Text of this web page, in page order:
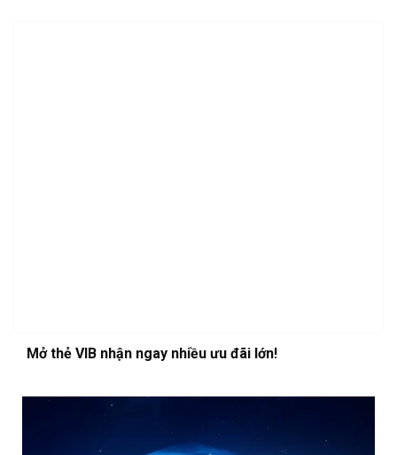
Mở thẻ VIB nhận ngay nhiều ưu đãi lớn!